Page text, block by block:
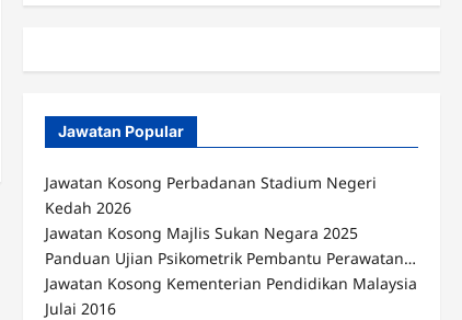
Jawatan Popular
Jawatan Kosong Perbadanan Stadium Negeri
Kedah 2026
Jawatan Kosong Majlis Sukan Negara 2025
Panduan Ujian Psikometrik Pembantu Perawatan…
Jawatan Kosong Kementerian Pendidikan Malaysia
Julai 2016